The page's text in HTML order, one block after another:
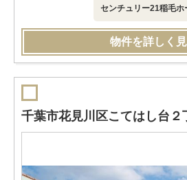
センチュリー21稲毛ホ
物件を詳しく
千葉市花見川区こてはし台